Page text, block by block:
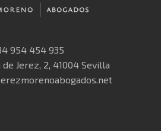
954 454 935
Jerez, 2, 41004 Sevilla